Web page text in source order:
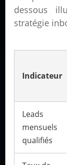
dessous
stratégie
Indicateur
Leads
mensuels
qualifiés